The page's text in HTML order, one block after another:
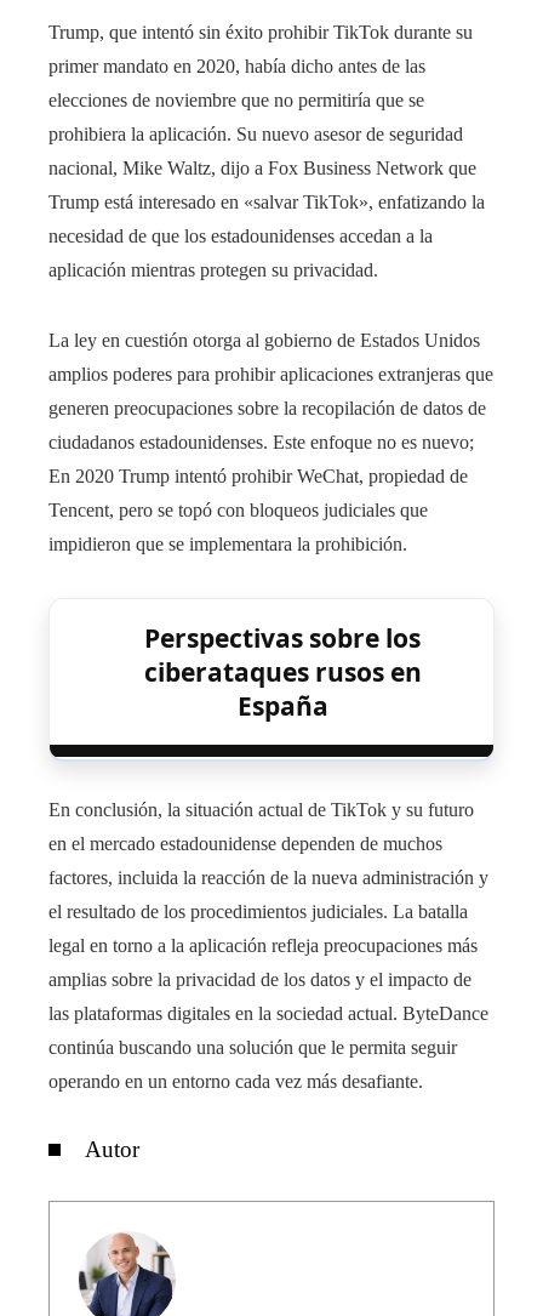
Trump, que intentó sin éxito prohibir TikTok durante su
primer mandato en 2020, había dicho antes de las
elecciones de noviembre que no permitiría que se
prohibiera la aplicación. Su nuevo asesor de seguridad
nacional, Mike Waltz, dijo a Fox Business Network que
Trump está interesado en «salvar TikTok», enfatizando la
necesidad de que los estadounidenses accedan a la
aplicación mientras protegen su privacidad.
La ley en cuestión otorga al gobierno de Estados Unidos
amplios poderes para prohibir aplicaciones extranjeras que
generen preocupaciones sobre la recopilación de datos de
ciudadanos estadounidenses. Este enfoque no es nuevo;
En 2020 Trump intentó prohibir WeChat, propiedad de
Tencent, pero se topó con bloqueos judiciales que
impidieron que se implementara la prohibición.
Perspectivas sobre los
ciberataques rusos en
España
En conclusión, la situación actual de TikTok y su futuro
en el mercado estadounidense dependen de muchos
factores, incluida la reacción de la nueva administración y
el resultado de los procedimientos judiciales. La batalla
legal en torno a la aplicación refleja preocupaciones más
amplias sobre la privacidad de los datos y el impacto de
las plataformas digitales en la sociedad actual. ByteDance
continúa buscando una solución que le permita seguir
operando en un entorno cada vez más desafiante.
Autor